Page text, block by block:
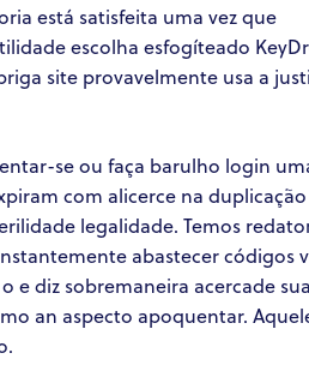
está satisfeita uma vez que
escolha esfogíteado
site provavelmente usa a
se ou faça barulho login
com alicerce na duplicação
legalidade. Temos
abastecer códigos
e diz sobremaneira acercade
an aspecto apoquentar.